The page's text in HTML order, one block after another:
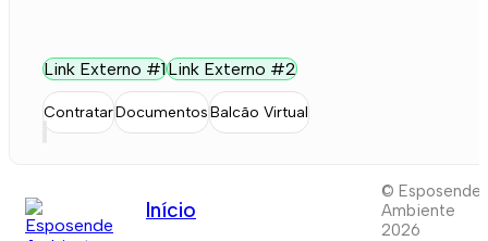
Link Externo #1Link Externo #2
ContratarDocumentosBalcão Virtual
Início
© Esposende
Ambiente
2026